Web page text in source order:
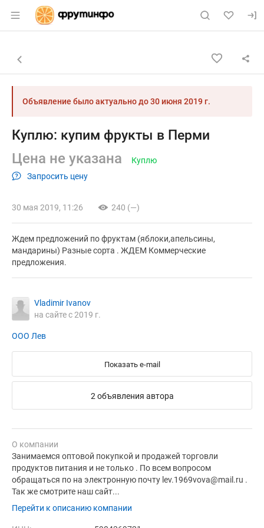
Раздел навигации по сайту fruitinfo.ru
Объявление: Куплю: купим
Навигация и управление объявлением
Назад к списку объявлений
Объявление было актуально до30 июня 2019 г.
Куплю: купим фрукты в Перми
Цена не указана
Запросить цену
Куплю
30 мая 2019, 11:26 240 (—)
Ждем предложений по фруктам (яблоки,апельсины,
мандарины) Разные сорта . ЖДЕМ Коммерческие
предложения.
Vladimir Ivanov
на сайте с 2019 г.
ООО Лев
Показать e-mail
2 объявления автора
О компании
Занимаемся оптовой покупкой и продажей торговли
продуктов питания и не только . По всем вопросом
обращаться по на электронную почту lev.1969vova@mail.ru .
Так же смотрите наш сайт...
Перейти к описанию компании